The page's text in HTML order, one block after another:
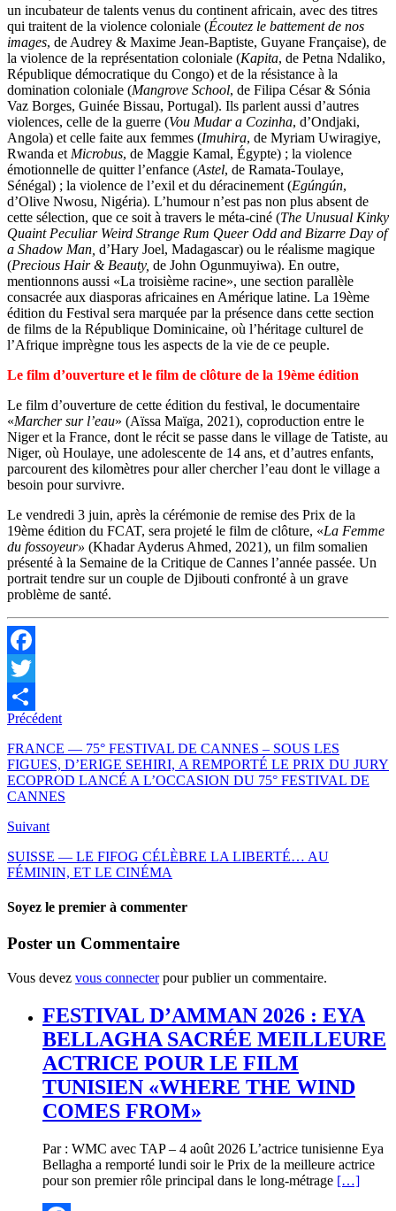
un incubateur de talents venus du continent africain, avec des titres
qui traitent de la violence coloniale (Écoutez le battement de nos
images, de Audrey & Maxime Jean-Baptiste, Guyane Française), de
la violence de la représentation coloniale (Kapita, de Petna Ndaliko,
République démocratique du Congo) et de la résistance à la
domination coloniale (Mangrove School, de Filipa César & Sónia
Vaz Borges, Guinée Bissau, Portugal). Ils parlent aussi d’autres
violences, celle de la guerre (Vou Mudar a Cozinha, d’Ondjaki,
Angola) et celle faite aux femmes (Imuhira, de Myriam Uwiragiye,
Rwanda et Microbus, de Maggie Kamal, Égypte) ; la violence
émotionnelle de quitter l’enfance (Astel, de Ramata-Toulaye,
Sénégal) ; la violence de l’exil et du déracinement (Egúngún,
d’Olive Nwosu, Nigéria). L’humour n’est pas non plus absent de
cette sélection, que ce soit à travers le méta-ciné (The Unusual Kinky
Quaint Peculiar Weird Strange Rum Queer Odd and Bizarre Day of
a Shadow Man, d’Hary Joel, Madagascar) ou le réalisme magique
(Precious Hair & Beauty, de John Ogunmuyiwa). En outre,
mentionnons aussi «La troisième racine», une section parallèle
consacrée aux diasporas africaines en Amérique latine. La 19ème
édition du Festival sera marquée par la présence dans cette section
de films de la République Dominicaine, où l’héritage culturel de
l’Afrique imprègne tous les aspects de la vie de ce peuple.
Le film d’ouverture et le film de clôture de la 19ème édition
Le film d’ouverture de cette édition du festival, le documentaire
«Marcher sur l’eau» (Aïssa Maïga, 2021), coproduction entre le
Niger et la France, dont le récit se passe dans le village de Tatiste, au
Niger, où Houlaye, une adolescente de 14 ans, et d’autres enfants,
parcourent des kilomètres pour aller chercher l’eau dont le village a
besoin pour survivre.
Le vendredi 3 juin, après la cérémonie de remise des Prix de la
19ème édition du FCAT, sera projeté le film de clôture, «La Femme
du fossoyeur» (Khadar Ayderus Ahmed, 2021), un film somalien
présenté à la Semaine de la Critique de Cannes l’année passée. Un
portrait tendre sur un couple de Djibouti confronté à un grave
problème de santé.
Facebook
Twitter
Partager
Précédent
FRANCE — 75° FESTIVAL DE CANNES – SOUS LES
FIGUES, D’ERIGE SEHIRI, A REMPORTÉ LE PRIX DU JURY
ECOPROD LANCÉ A L’OCCASION DU 75° FESTIVAL DE
CANNES
Suivant
SUISSE — LE FIFOG CÉLÈBRE LA LIBERTÉ… AU
FÉMININ, ET LE CINÉMA
Soyez le premier à commenter
Poster un Commentaire
Vous devez vous connecterpour publier un commentaire.
FESTIVAL D’AMMAN 2026 : EYA
BELLAGHA SACRÉE MEILLEURE
ACTRICE POUR LE FILM
TUNISIEN «WHERE THE WIND
COMES FROM»
Par : WMC avec TAP – 4 août 2026 L’actrice tunisienne Eya
Bellagha a remporté lundi soir le Prix de la meilleure actrice
pour son premier rôle principal dans le long-métrage […]